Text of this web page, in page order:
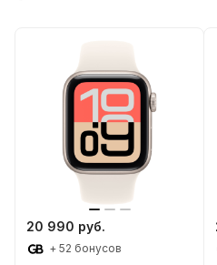
20 990 руб.
+ 52 бонусов